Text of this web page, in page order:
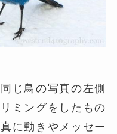
じ鳥の写真の左側
ミングをしたもの
に動きやメッセー